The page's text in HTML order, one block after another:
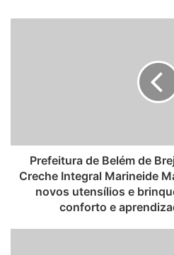
b
Prefeitura de Belém de
Creche Integral Marineide
novos utensílios e
conforto e